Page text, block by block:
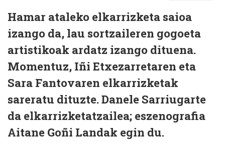
Hamar ataleko elkarrizketa saioa
izango da, lau sortzaileren gogoeta
artistikoak ardatz izango dituena.
Momentuz, Iñi Etxezarretaren eta
Sara Fantovaren elkarrizketak
sareratu dituzte. Danele Sarriugarte
da elkarrizketatzailea; eszenografia
Aitane Goñi Landak egin du.